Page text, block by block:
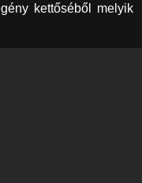
kettőséből melyik